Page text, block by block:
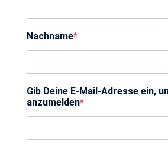
Nachname
Gib Deine E-Mail-Adresse ein,
anzumelden